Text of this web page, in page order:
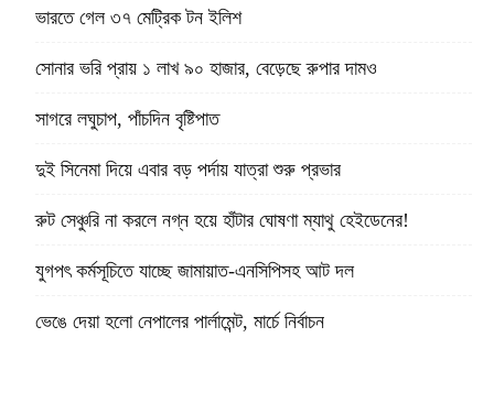
ভারতে গেল ৩৭ মেট্রিক টন ইলিশ
সোনার ভরি প্রায় ১ লাখ ৯০ হাজার, বেড়েছে রুপার দামও
সাগরে লঘুচাপ, পাঁচদিন বৃষ্টিপাত
দুই সিনেমা দিয়ে এবার বড় পর্দায় যাত্রা শুরু প্রভার
রুট সেঞ্চুরি না করলে নগ্ন হয়ে হাঁটার ঘোষণা ম্যাথু হেইডেনের!
যুগপৎ কর্মসূচিতে যাচ্ছে জামায়াত-এনসিপিসহ আট দল
ভেঙে দেয়া হলো নেপালের পার্লামেন্ট, মার্চে নির্বাচন